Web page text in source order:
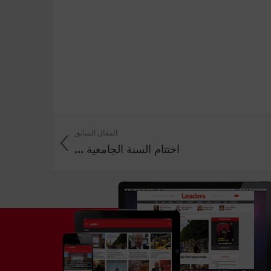
المقال السابق
اختتام السنة الجامعية ...